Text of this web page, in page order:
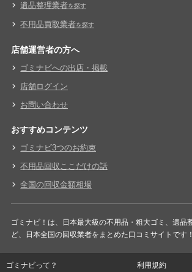
遺品整理業者を探す
不用品買取業者を探す
店舗運営者の方へ
ゴミナビへの出店・掲載
店舗ログイン
お問い合わせ
おすすめコンテンツ
ゴミナビ3つのお約束
不用品回収ここだけの話
全国の回収金額相場
ゴミナビ！は、日本最大級の不用品・粗大ゴミ、遺品
ど、日本全国の回収業者をまとめた口コミサイトです！
ゴミナビって？ 利用規約